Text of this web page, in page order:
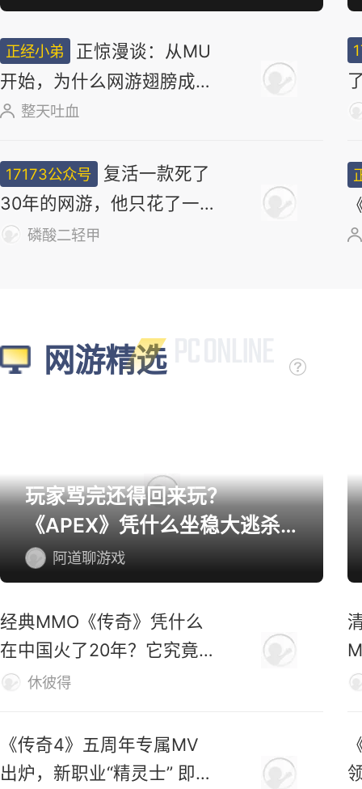
正经小弟
正惊漫谈：从MU
开始，为什么网游翅膀成
了"躲不掉的刚需"？
整天吐血
17173公众号
复活一款死了
30年的网游，他只花了一
个周末磷酸二轻甲
网游精选
玩家骂完还得回来玩？
《APEX》凭什么坐稳大逃杀
第一桌？
阿道聊游戏
经典MMO《传奇》凭什么
在中国火了20年？它究竟
好玩在哪？
休彼得
《传奇4》五周年专属MV
出炉，新职业“精灵士” 即将